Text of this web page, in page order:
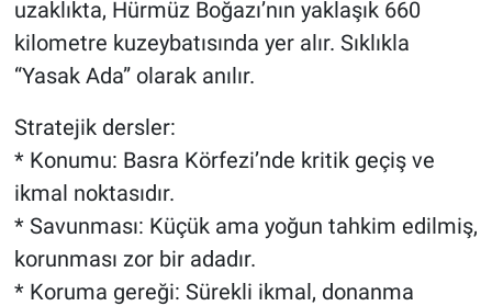
uzaklıkta, Hürmüz Boğazı’nın yaklaşık 660
kilometre kuzeybatısında yer alır. Sıklıkla
“Yasak Ada” olarak anılır.
Stratejik dersler:
* Konumu: Basra Körfezi’nde kritik geçiş ve
ikmal noktasıdır.
* Savunması: Küçük ama yoğun tahkim edilmiş,
korunması zor bir adadır.
* Koruma gereği: Sürekli ikmal, donanma